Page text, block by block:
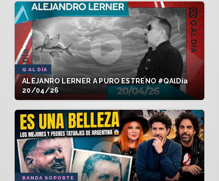
Q AL DÍA
ALEJANRO LERNER A PURO ESTRENO #QAlDía
20/04/26
BANDA SOPORTE